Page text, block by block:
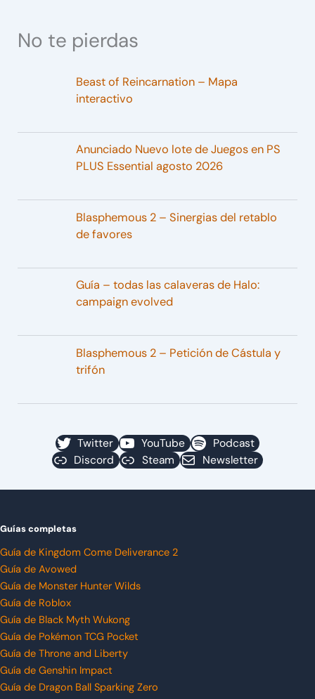
No te pierdas
Beast of Reincarnation – Mapa
interactivo
Anunciado Nuevo lote de Juegos en PS
PLUS Essential agosto 2026
Blasphemous 2 – Sinergias del retablo
de favores
Guía – todas las calaveras de Halo:
campaign evolved
Blasphemous 2 – Petición de Cástula y
trifón
Twitter YouTube
Podcast
Discord
Steam Newsletter
Guías completas
Guía de Kingdom Come Deliverance 2
Guía de Avowed
Guía de Monster Hunter Wilds
Guía de Roblox
Guía de Black Myth Wukong
Guía de Pokémon TCG Pocket
Guía de Throne and Liberty
Guía de Genshin Impact
Guía de Dragon Ball Sparking Zero